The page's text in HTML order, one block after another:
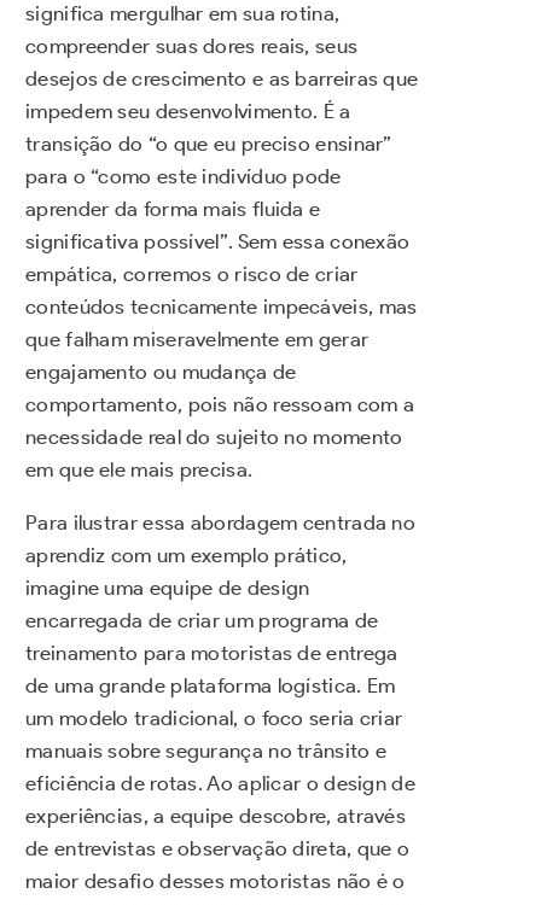
significa mergulhar em sua rotina,
compreender suas dores reais, seus
desejos de crescimento e as barreiras que
impedem seu desenvolvimento. É a
transição do “o que eu preciso ensinar”
para o “como este indivíduo pode
aprender da forma mais fluida e
significativa possível”. Sem essa conexão
empática, corremos o risco de criar
conteúdos tecnicamente impecáveis, mas
que falham miseravelmente em gerar
engajamento ou mudança de
comportamento, pois não ressoam com a
necessidade real do sujeito no momento
em que ele mais precisa.
Para ilustrar essa abordagem centrada no
aprendiz com um exemplo prático,
imagine uma equipe de design
encarregada de criar um programa de
treinamento para motoristas de entrega
de uma grande plataforma logística. Em
um modelo tradicional, o foco seria criar
manuais sobre segurança no trânsito e
eficiência de rotas. Ao aplicar o design de
experiências, a equipe descobre, através
de entrevistas e observação direta, que o
maior desafio desses motoristas não é o